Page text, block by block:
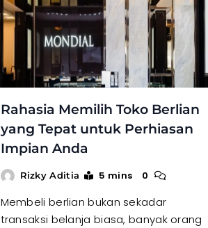
Rahasia Memilih Toko Berlian
yang Tepat untuk Perhiasan
Impian Anda
Rizky Aditia 5 mins 0
Membeli berlian bukan sekadar
transaksi belanja biasa, banyak orang